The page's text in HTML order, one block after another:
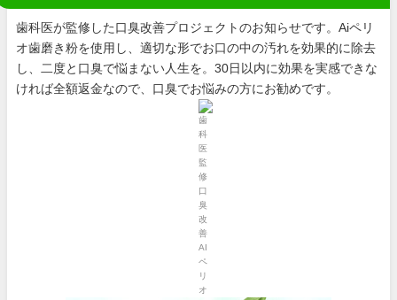
歯科医が監修した口臭改善プロジェクトのお知らせです。Aiペリ
オ歯磨き粉を使用し、適切な形でお口の中の汚れを効果的に除去
し、二度と口臭で悩まない人生を。30日以内に効果を実感できな
ければ全額返金なので、口臭でお悩みの方にお勧めです。